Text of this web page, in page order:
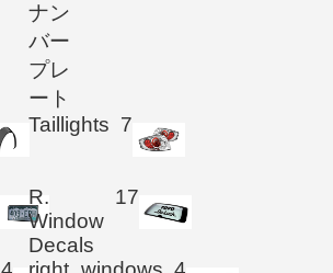
ナン
バー
プレ
ート
Taillights 7
R.
Window
Decals
17